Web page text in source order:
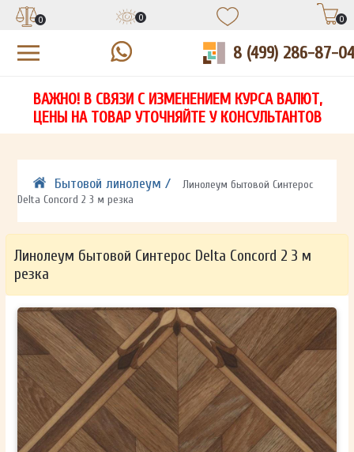
НА
СВЯЖЕТСЯ С ВАМИ В ТЕЧЕНИЕ 15 МИНУТ
ОТПРАВИТЬ
ЗАПОЛНИТЕ ФОРМУ И НАШ МЕНЕДЖЕР
СВЯЖЕТСЯ С ВАМИ В ТЕЧЕНИЕ 15 МИНУТ
ОТПРАВИТЬ
Ваши данные не будут переданы третьим лицам
ЗАПОЛНИТЕ ФОРМУ И НАШ МЕНЕДЖЕР
СВЯЖЕТСЯ С ВАМИ В ТЕЧЕНИЕ 15 МИНУТ
ОТПРАВИТЬ
Ваши данные не будут переданы третьим лицам
0 0 0
8 (499) 286-87-04
ВАЖНО! В СВЯЗИ С ИЗМЕНЕНИЕМ КУРСА ВАЛЮТ,
ЦЕНЫ НА ТОВАР УТОЧНЯЙТЕ У КОНСУЛЬТАНТОВ
Бытовой линолеум /
Линолеум бытовой Синтерос
Delta Concord 2 3 м резка
Линолеум бытовой Синтерос Delta Concord 2 3 м
резка